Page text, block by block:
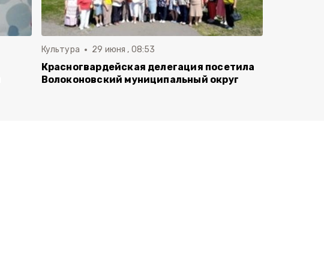
Культура 29 июня , 08:53
Красногвардейская делегация посетила
Волоконовский муниципальный округ